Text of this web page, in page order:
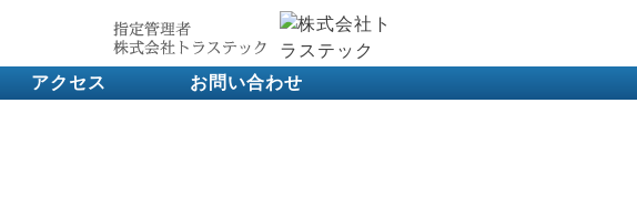
アクセス お問い合わせ